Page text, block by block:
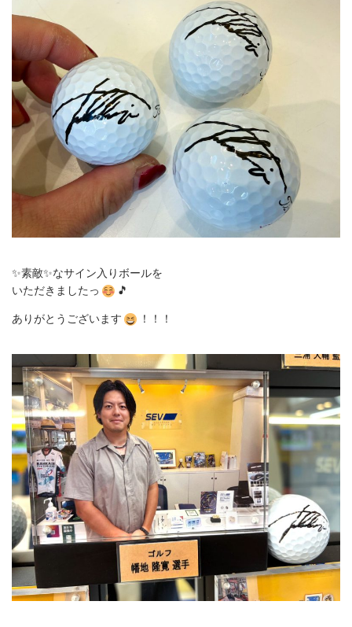
✨素敵✨なサイン入りボールを
いただきましたっ
🎵
ありがとうございます ！！！